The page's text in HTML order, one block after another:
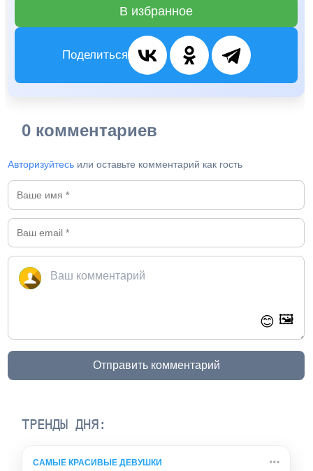
В избранное
Поделиться
0 комментариев
Авторизуйтесь или оставьте комментарий как гость
😊 🖼️
Отправить комментарий
ТРЕНДЫ ДНЯ:
САМЫЕ КРАСИВЫЕ ДЕВУШКИ